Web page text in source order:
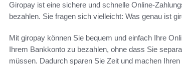
Giropay ist eine sichere und schnelle Online-
bezahlen. Sie fragen sich vielleicht: Was genau ist
Mit giropay können Sie bequem und einfach Ihre
Ihrem Bankkonto zu bezahlen, ohne dass Sie
müssen. Dadurch sparen Sie Zeit und machen